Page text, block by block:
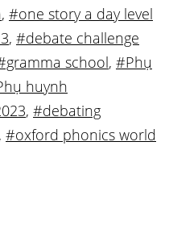
, #one story a day level
, #debate challenge
school, #Phụ
huynh
, #debating
, #oxford phonics world